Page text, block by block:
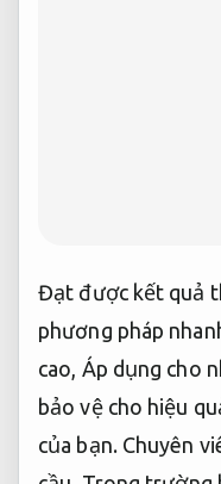
Đạt được kết quả
phương pháp
cao, Áp dụng cho
bảo vệ cho hiệu
của bạn. Chuyên